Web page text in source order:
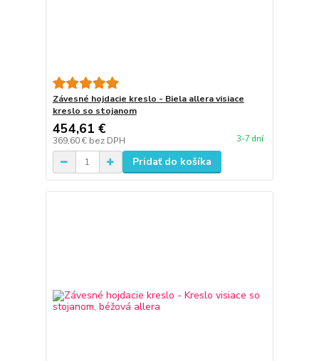
Závesné hojdacie kreslo - Biela allera visiace
kreslo so stojanom
454,61 €
369,60 € bez DPH 3-7 dní
Pridať do košíka